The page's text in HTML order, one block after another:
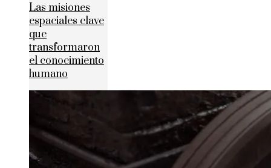
Las misiones
espaciales clave
que
transformaron
el conocimiento
humano